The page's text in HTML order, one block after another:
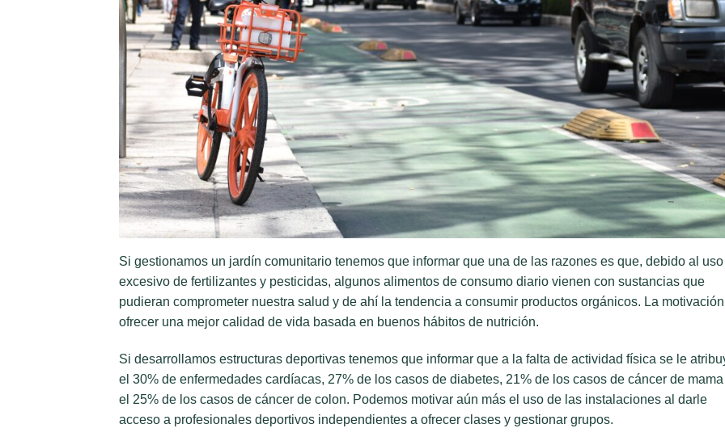
Si gestionamos un jardín comunitario tenemos que informar que una de las razones es que, debido al uso
excesivo de fertilizantes y pesticidas, algunos alimentos de consumo diario vienen con sustancias que
pudieran comprometer nuestra salud y de ahí la tendencia a consumir productos orgánicos. La
ofrecer una mejor calidad de vida basada en buenos hábitos de nutrición.
Si desarrollamos estructuras deportivas tenemos que informar que a la falta de actividad física se le
el 30% de enfermedades cardíacas, 27% de los casos de diabetes, 21% de los casos de cáncer de
el 25% de los casos de cáncer de colon. Podemos motivar aún más el uso de las instalaciones al darle
acceso a profesionales deportivos independientes a ofrecer clases y gestionar grupos.